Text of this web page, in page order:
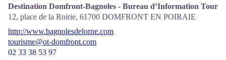
Destination Domfront-Bagnoles - Bureau d’Information
12, place de la Roirie, 61700 DOMFRONT EN POIRAIE
http://www.bagnolesdelorne.com
tourisme@ot-domfront.com
02 33 38 53 97